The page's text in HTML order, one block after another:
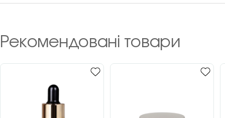
Рекомендовані товари